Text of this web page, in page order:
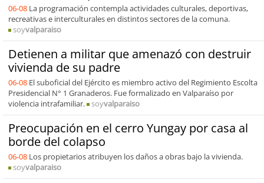
06-08 La programación contempla actividades culturales, deportivas,
recreativas e interculturales en distintos sectores de la comuna.
soyvalparaiso
Detienen a militar que amenazó con destruir
vivienda de su padre
06-08 El suboficial del Ejército es miembro activo del Regimiento Escolta
Presidencial N° 1 Granaderos. Fue formalizado en Valparaíso por
violencia intrafamiliar.
soyvalparaiso
Preocupación en el cerro Yungay por casa al
borde del colapso
06-08 Los propietarios atribuyen los daños a obras bajo la vivienda.
soyvalparaiso